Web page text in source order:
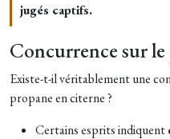
jugés captifs.
Concurrence sur le
Existe-t-il véritablement une
propane en citerne ?
Certains esprits indiquent